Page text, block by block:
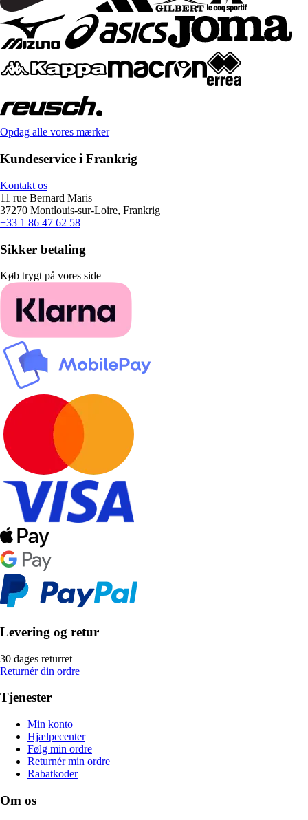
Opdag alle vores mærker
Kundeservice i Frankrig
Kontakt os
11 rue Bernard Maris
37270 Montlouis-sur-Loire, Frankrig
+33 1 86 47 62 58
Sikker betaling
Køb trygt på vores side
Levering og retur
30 dages returret
Returnér din ordre
Tjenester
Min konto
Hjælpecenter
Følg min ordre
Returnér min ordre
Rabatkoder
Om os